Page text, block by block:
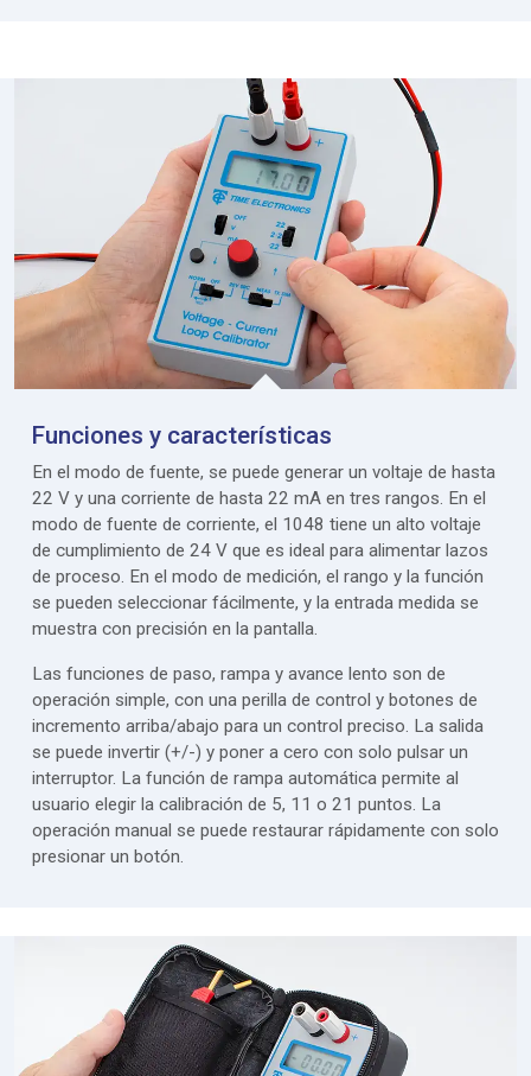
Funciones y características
En el modo de fuente, se puede generar un voltaje de hasta
22 V y una corriente de hasta 22 mA en tres rangos. En el
modo de fuente de corriente, el 1048 tiene un alto voltaje
de cumplimiento de 24 V que es ideal para alimentar lazos
de proceso. En el modo de medición, el rango y la función
se pueden seleccionar fácilmente, y la entrada medida se
muestra con precisión en la pantalla.
Las funciones de paso, rampa y avance lento son de
operación simple, con una perilla de control y botones de
incremento arriba/abajo para un control preciso. La salida
se puede invertir (+/-) y poner a cero con solo pulsar un
interruptor. La función de rampa automática permite al
usuario elegir la calibración de 5, 11 o 21 puntos. La
operación manual se puede restaurar rápidamente con solo
presionar un botón.